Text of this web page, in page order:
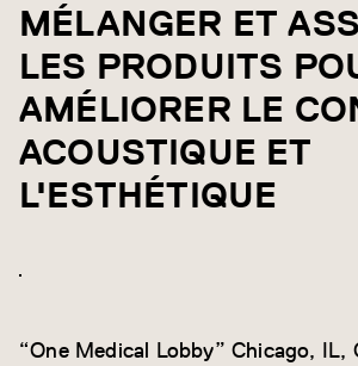
MÉLANGER ET
LES PRODUITS
AMÉLIORER LE
ACOUSTIQUE ET
L'ESTHÉTIQUE
“One Medical Lobby” Chicago, IL,